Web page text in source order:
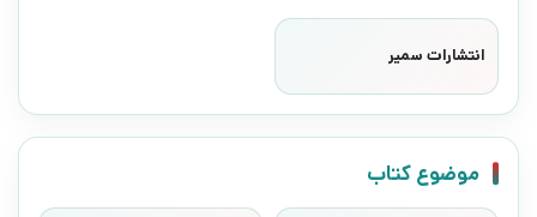
انتشارات سمیر
موضوع کتاب